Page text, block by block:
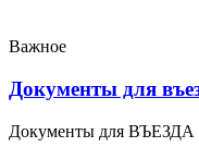
Важное
Документы для
Документы для ВЪЕЗДА